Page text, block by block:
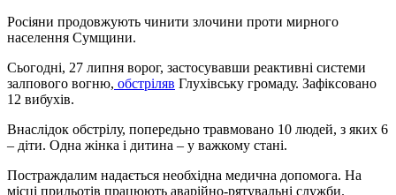
Росіяни продовжують чинити злочини проти мирного
населення Сумщини.
Сьогодні, 27 липня ворог, застосувавши реактивні системи
залпового вогню, обстріляв Глухівську громаду. Зафіксовано
12 вибухів.
Внаслідок обстрілу, попередьно травмовано 10 людей, з яких 6
– діти. Одна жінка і дитина – у важкому стані.
Постраждалим надається необхідна медична допомога. На
місці прильотів працюють аварійно-рятувальні служби.